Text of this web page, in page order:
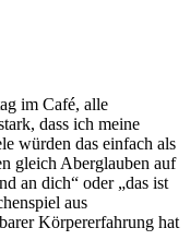
im Café,⁣ alle
dass ich meine
würden‌ das einfach als
gleich ‌Aberglauben‌ auf
an dich“⁣ oder „das ist‌
aus
Körpererfahrung hat